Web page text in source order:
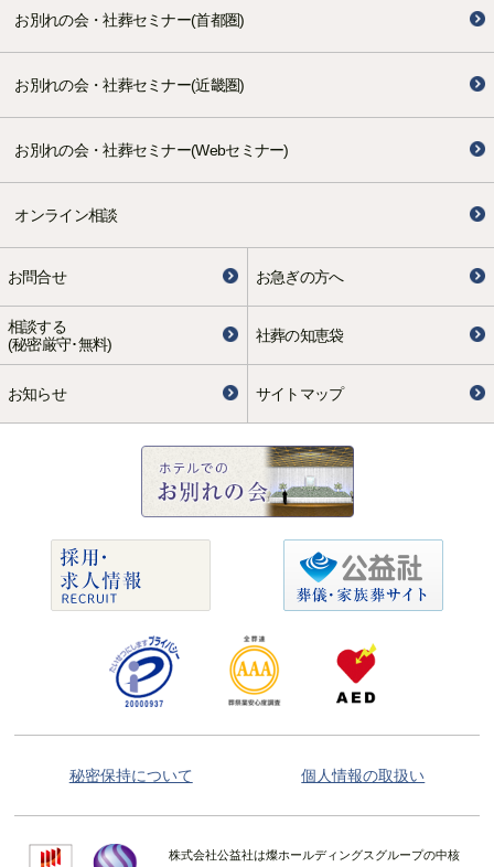
お別れの会・社葬セミナー(首都圏)
お別れの会・社葬セミナー(近畿圏)
お別れの会・社葬セミナー(Webセミナー)
オンライン相談
お問合せ お急ぎの方へ
相談する
(秘密厳守･無料)
社葬の知恵袋
お知らせ サイトマップ
秘密保持について 個人情報の取扱い
株式会社公益社は燦ホールディングスグループの中核